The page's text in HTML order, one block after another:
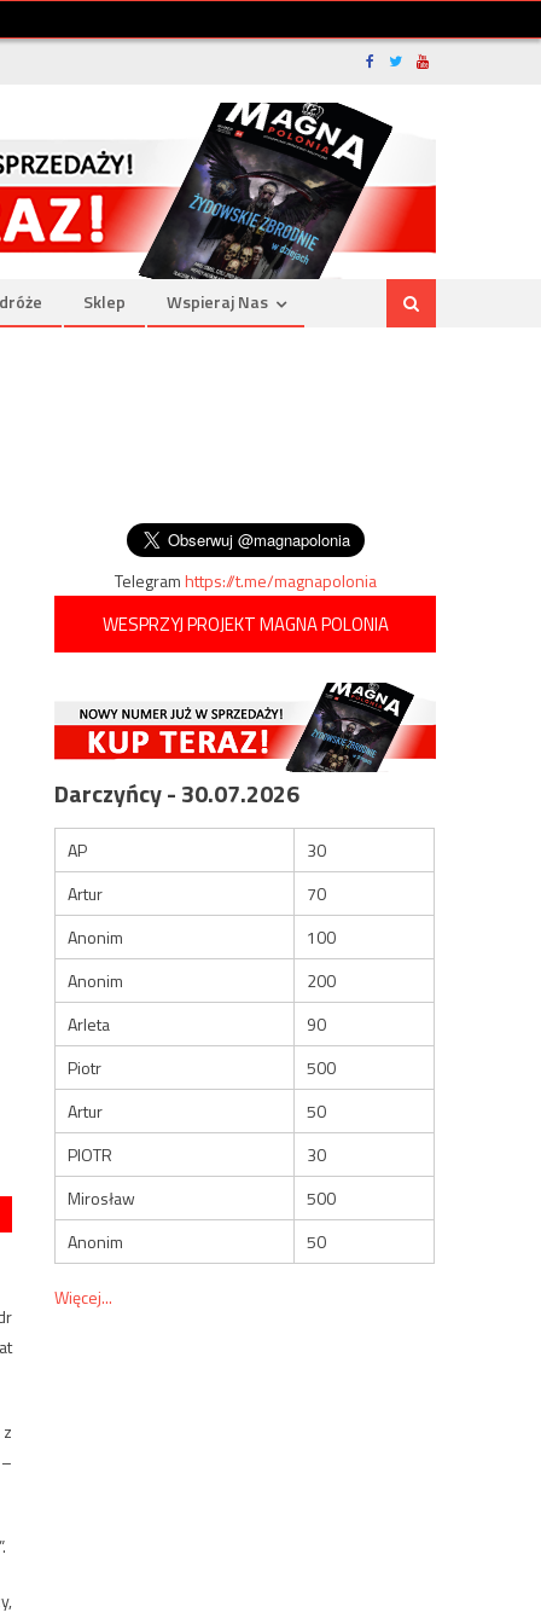
Sklep Wspieraj Nas
Telegramhttps://t.me/magnapolonia
WESPRZYJ PROJEKT MAGNA POLONIA
Darczyńcy - 30.07.2026
AP
30
Artur
70
Anonim
100
Anonim
200
Arleta
90
Piotr
500
Artur
50
PIOTR
30
Mirosław
500
Anonim
50
Więcej...